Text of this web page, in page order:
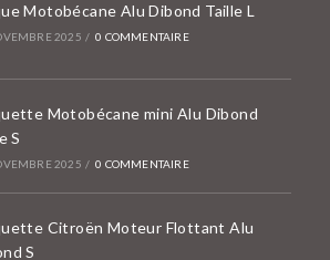
Motobécane Alu Dibond Taille L
2025 / 0 COMMENTAIRE
Motobécane mini Alu Dibond
S
2025 / 0 COMMENTAIRE
Citroën Moteur Flottant Alu
S